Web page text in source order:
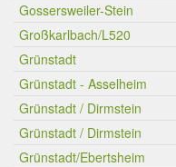
Gossersweiler-Stein
Großkarlbach/L520
Grünstadt
Grünstadt - Asselheim
Grünstadt / Dirmstein
Grünstadt / Dirmstein
Grünstadt/Ebertsheim